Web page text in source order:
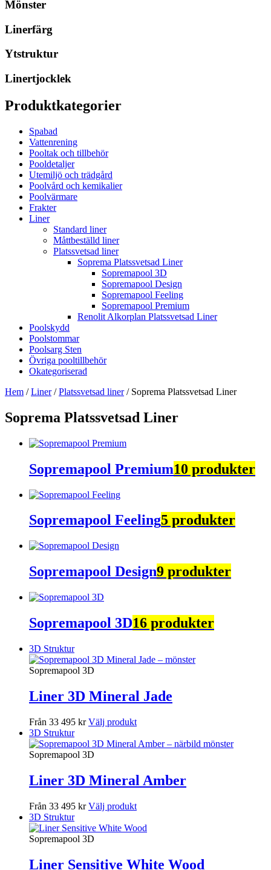
Mönster
Linerfärg
Ytstruktur
Linertjocklek
Produktkategorier
Spabad
Vattenrening
Pooltak och tillbehör
Pooldetaljer
Utemiljö och trädgård
Poolvård och kemikalier
Poolvärmare
Frakter
Liner
Standard liner
Måttbeställd liner
Platssvetsad liner
Soprema Platssvetsad Liner
Sopremapool 3D
Sopremapool Design
Sopremapool Feeling
Sopremapool Premium
Renolit Alkorplan Platssvetsad Liner
Poolskydd
Poolstommar
Poolsarg Sten
Övriga pooltillbehör
Okategoriserad
Hem /Liner/Platssvetsad liner/ Soprema Platssvetsad Liner
Soprema Platssvetsad Liner
Sopremapool Premium10 produkter
Sopremapool Feeling5 produkter
Sopremapool Design9 produkter
Sopremapool 3D16 produkter
3D Struktur
Sopremapool 3D
Liner 3D Mineral Jade
Från 33 495 kr Välj produkt
3D Struktur
Sopremapool 3D
Liner 3D Mineral Amber
Från 33 495 kr Välj produkt
3D Struktur
Sopremapool 3D
Liner Sensitive White Wood